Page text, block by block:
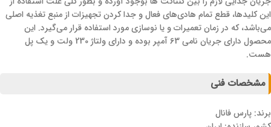
این کلیدها، قطع تمام هادی‌های فعال و جدا کردن تجهیزات از منبع تغذیه اصلی
می‌باشد، که در زمان تعمیرات و یا نوسازی مورد استفاده قرار می‌گیرد. این
محصول دارای جریان نامی 63 آمپر بوده و دارای ولتاژ 230 ولت و یک پل
هست.
مشخصات فنی
برند: پارس فانال